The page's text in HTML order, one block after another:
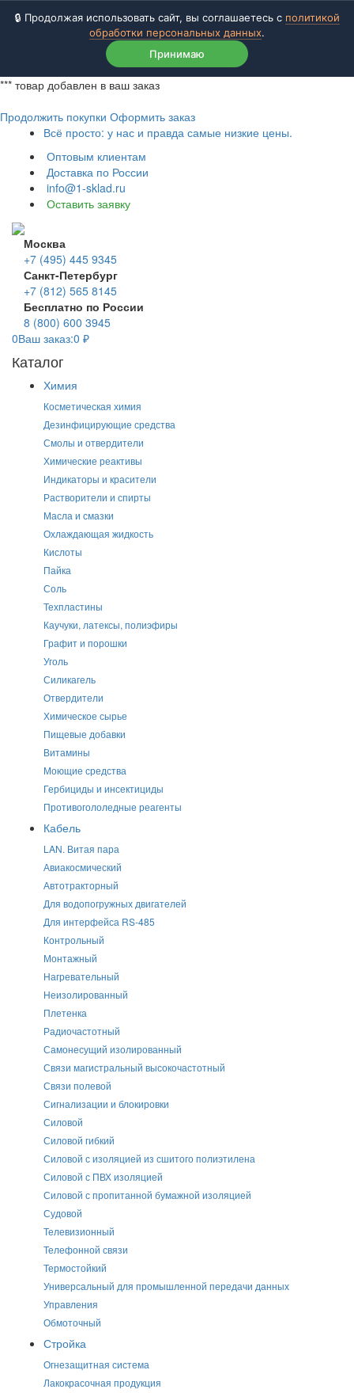
🔒 Продолжая использовать сайт, вы соглашаетесь с политикой
обработки персональных данных.
Принимаю
*** товар добавлен в ваш заказ
Продолжить покупки Оформить заказ
Всё просто: у нас и правда самые низкие цены.
Оптовым клиентам
Доставка по России
info@1-sklad.ru
Оставить заявку
Москва
+7 (495) 445 9345
Санкт-Петербург
+7 (812) 565 8145
Бесплатно по России
8 (800) 600 3945
0Ваш заказ:0 ₽
Каталог
Химия
Косметическая химия
Дезинфицирующие средства
Смолы и отвердители
Химические реактивы
Индикаторы и красители
Растворители и спирты
Масла и смазки
Охлаждающая жидкость
Кислоты
Пайка
Соль
Техпластины
Каучуки, латексы, полиэфиры
Графит и порошки
Уголь
Силикагель
Отвердители
Химическое сырье
Пищевые добавки
Витамины
Моющие средства
Гербициды и инсектициды
Противогололедные реагенты
Кабель
LAN. Витая пара
Авиакосмический
Автотракторный
Для водопогружных двигателей
Для интерфейса RS-485
Контрольный
Монтажный
Нагревательный
Неизолированный
Плетенка
Радиочастотный
Самонесущий изолированный
Связи магистральный высокочастотный
Связи полевой
Сигнализации и блокировки
Силовой
Силовой гибкий
Силовой с изоляцией из сшитого полиэтилена
Силовой с ПВХ изоляцией
Силовой с пропитанной бумажной изоляцией
Судовой
Телевизионный
Телефонной связи
Термостойкий
Универсальный для промышленной передачи данных
Управления
Обмоточный
Стройка
Огнезащитная система
Лакокрасочная продукция